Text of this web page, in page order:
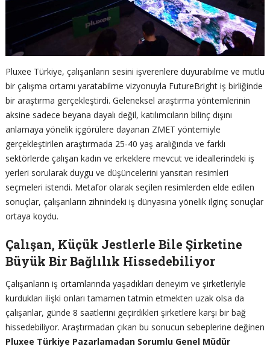
Pluxee Türkiye, çalışanların sesini işverenlere duyurabilme ve mutlu
bir çalışma ortamı yaratabilme vizyonuyla FutureBright iş birliğinde
bir araştırma gerçekleştirdi. Geleneksel araştırma yöntemlerinin
aksine sadece beyana dayalı değil, katılımcıların bilinç dışını
anlamaya yönelik içgörülere dayanan ZMET yöntemiyle
gerçekleştirilen araştırmada 25-40 yaş aralığında ve farklı
sektörlerde çalışan kadın ve erkeklere mevcut ve ideallerindeki iş
yerleri sorularak duygu ve düşüncelerini yansıtan resimleri
seçmeleri istendi. Metafor olarak seçilen resimlerden elde edilen
sonuçlar, çalışanların zihnindeki iş dünyasına yönelik ilginç sonuçlar
ortaya koydu.
Çalışan, Küçük Jestlerle Bile Şirketine
Büyük Bir Bağlılık Hissedebiliyor
Çalışanların iş ortamlarında yaşadıkları deneyim ve şirketleriyle
kurdukları ilişki onları tamamen tatmin etmekten uzak olsa da
çalışanlar, günde 8 saatlerini geçirdikleri şirketlere karşı bir bağ
hissedebiliyor. Araştırmadan çıkan bu sonucun sebeplerine değinen
Pluxee Türkiye Pazarlamadan Sorumlu Genel Müdür